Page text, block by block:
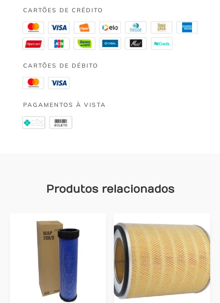
CARTÕES DE CRÉDITO
CARTÕES DE DÉBITO
PAGAMENTOS À VISTA
Produtos relacionados